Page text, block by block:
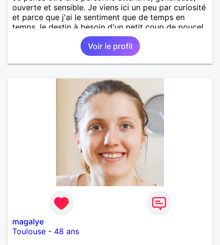
ouverte et sensible. Je viens ici un peu par curiosité
et parce que j'ai le sentiment que de temps en
temps, le destin à besoin d'un petit coup de pouce!
Voir le profil
magalye
Toulouse - 48 ans